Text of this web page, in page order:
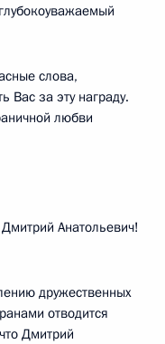
слова,
Вас за эту награду.
любви
Анатольевич!
дружественных
отводится
Дмитрий